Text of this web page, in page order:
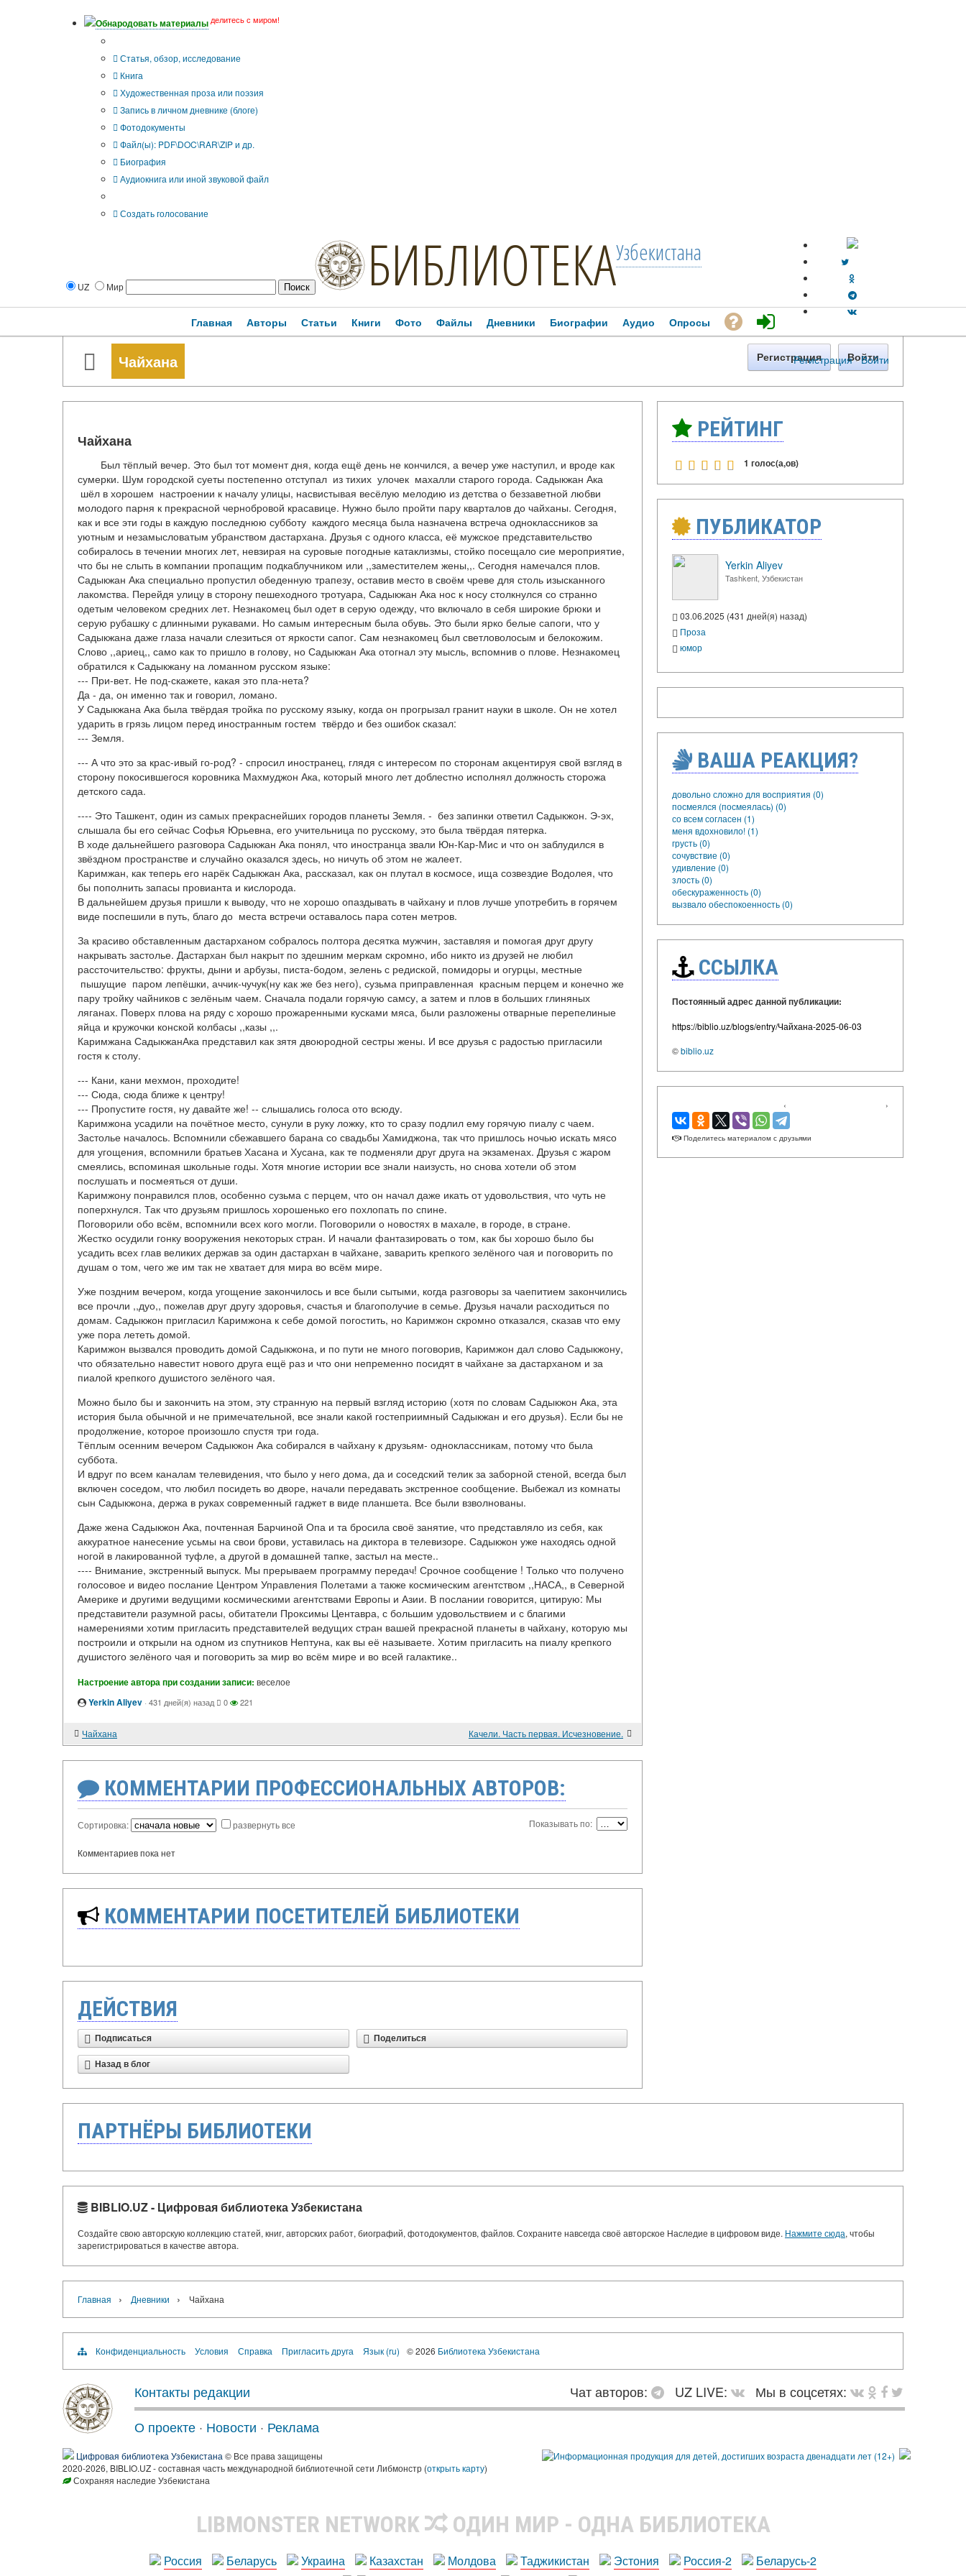
Обнародовать материалы делитесь с миром!
Статья, обзор, исследование
Книга
Художественная проза или поэзия
Запись в личном дневнике (блоге)
Фотодокументы
Файл(ы): PDF\DOC\RAR\ZIP и др.
Биография
Аудиокнига или иной звуковой файл
Создать голосование
UZ Мир БИБЛИОТЕКАУзбекистана
Регистрация · Войти
Главная Авторы Статьи Книги Фото Файлы Дневники Биографии Аудио Опросы
Чайхана Регистрация Войти
Чайхана
Был тёплый вечер. Это был тот момент дня, когда ещё день не кончился, а вечер уже наступил, и вроде как
сумерки. Шум городской суеты постепенно отступал из тихих улочек махалли старого города. Садыкжан Ака
шёл в хорошем настроении к началу улицы, насвистывая весёлую мелодию из детства о беззаветной любви
молодого парня к прекрасной чернобровой красавице. Нужно было пройти пару кварталов до чайханы. Сегодня,
как и все эти годы в каждую последнюю субботу каждого месяца была назначена встреча одноклассников за
уютным и незамысловатым убранством дастархана. Друзья с одного класса, её мужское представительство
собиралось в течении многих лет, невзирая на суровые погодные катаклизмы, стойко посещало сие мероприятие,
что бы не слыть в компании пропащим подкаблучником или ,,заместителем жены,,. Сегодня намечался плов.
Садыкжан Ака специально пропустил обеденную трапезу, оставив место в своём чреве для столь изысканного
лакомства. Перейдя улицу в сторону пешеходного тротуара, Садыкжан Ака нос к носу столкнулся со странно
одетым человеком средних лет. Незнакомец был одет в серую одежду, что включало в себя широкие брюки и
серую рубашку с длинными рукавами. Но самым интересным была обувь. Это были ярко белые сапоги, что у
Садыкжана даже глаза начали слезиться от яркости сапог. Сам незнакомец был светловолосым и белокожим.
Слово ,,ариец,, само как то пришло в голову, но Садыкжан Ака отогнал эту мысль, вспомнив о плове. Незнакомец
обратился к Садыкжану на ломанном русском языке:
--- При-вет. Не под-скажете, какая это пла-нета?
Да - да, он именно так и говорил, ломано.
У Садыкжана Ака была твёрдая тройка по русскому языку, когда он прогрызал гранит науки в школе. Он не хотел
ударить в грязь лицом перед иностранным гостем твёрдо и без ошибок сказал:
--- Земля.
--- А что это за крас-ивый го-род? - спросил иностранец, глядя с интересом по сторонам акцентируя свой взгляд в
сторону покосившегося коровника Махмуджон Ака, который много лет доблестно исполнял должность сторожа
детского сада.
---- Это Ташкент, один из самых прекраснейших городов планеты Земля. - без запинки ответил Садыкжон. Э-эх,
слышала бы его сейчас Софья Юрьевна, его учительница по русскому, это была твёрдая пятерка.
В ходе дальнейшего разговора Садыкжан Ака понял, что иностранца звали Юн-Кар-Мис и что он заблудился в
звёздном пространстве и случайно оказался здесь, но ничуть об этом не жалеет.
Каримжан, как теперь его нарёк Садыкжан Ака, рассказал, как он плутал в космосе, ища созвездие Водолея, что
бы пополнить запасы провианта и кислорода.
В дальнейшем друзья пришли к выводу, что не хорошо опаздывать в чайхану и плов лучше употребить в горячем
виде поспешили в путь, благо до места встречи оставалось пара сотен метров.
За красиво обставленным дастарханом собралось полтора десятка мужчин, заставляя и помогая друг другу
накрывать застолье. Дастархан был накрыт по здешним меркам скромно, ибо никто из друзей не любил
рассточительство: фрукты, дыни и арбузы, писта-бодом, зелень с редиской, помидоры и огурцы, местные
пышущие паром лепёшки, аччик-чучук(ну как же без него), сузьма приправленная красным перцем и конечно же
пару тройку чайников с зелёным чаем. Сначала подали горячую самсу, а затем и плов в больших глиняных
ляганах. Поверх плова на ряду с хорошо прожаренными кусками мяса, были разложены отварные перепелиные
яйца и кружочки конской колбасы ,,казы ,,.
Каримжана СадыкжанАка представил как зятя двоюродной сестры жены. И все друзья с радостью пригласили
гостя к столу.
--- Кани, кани мехмон, проходите!
--- Сюда, сюда ближе к центру!
--- Пропустите гостя, ну давайте же! -- слышались голоса ото всюду.
Каримжона усадили на почётное место, сунули в руку ложку, кто то сразу подлил ему горячую пиалу с чаем.
Застолье началось. Вспомнили сбежавшего барана со свадьбы Хамиджона, так что пришлось ночью искать мясо
для угощения, вспомнили братьев Хасана и Хусана, как те подменяли друг друга на экзаменах. Друзья с жаром
смеялись, вспоминая школьные годы. Хотя многие истории все знали наизусть, но снова хотели об этом
послушать и посмеяться от души.
Каримжону понравился плов, особенно сузьма с перцем, что он начал даже икать от удовольствия, что чуть не
поперхнулся. Так что друзьям пришлось хорошенько его похлопать по спине.
Поговорили обо всём, вспомнили всех кого могли. Поговорили о новостях в махале, в городе, в стране.
Жестко осудили гонку вооружения некоторых стран. И начали фантазировать о том, как бы хорошо было бы
усадить всех глав великих держав за один дастархан в чайхане, заварить крепкого зелёного чая и поговорить по
душам о том, чего же им так не хватает для мира во всём мире.
Уже поздним вечером, когда угощение закончилось и все были сытыми, когда разговоры за чаепитием закончились
все прочли ,,дуо,, пожелав друг другу здоровья, счастья и благополучие в семье. Друзья начали расходиться по
домам. Садыкжон пригласил Каримжона к себе домой погостить, но Каримжон скромно отказался, сказав что ему
уже пора лететь домой.
Каримжон вызвался проводить домой Садыкжона, и по пути не много поговорив, Каримжон дал слово Садыкжону,
что обязательно навестит нового друга ещё раз и что они непременно посидят в чайхане за дастарханом и за
пиалой крепкого душистого зелёного чая.
Можно было бы и закончить на этом, эту странную на первый взгляд историю (хотя по словам Садыкжон Ака, эта
история была обычной и не примечательной, все знали какой гостеприимный Садыкжан и его друзья). Если бы не
продолжение, которое произошло спустя три года.
Тёплым осенним вечером Садыкжон Ака собирался в чайхану к друзьям- одноклассникам, потому что была
суббота.
И вдруг по всем каналам телевидения, что было у него дома, да и соседский телик за заборной стеной, всегда был
включен соседом, что любил посидеть во дворе, начали передавать экстренное сообщение. Выбежал из комнаты
сын Садыкжона, держа в руках современный гаджет в виде планшета. Все были взволнованы.
Даже жена Садыкжон Ака, почтенная Барчиной Опа и та бросила своё занятие, что представляло из себя, как
аккуратное нанесение усьмы на свои брови, уставилась на диктора в телевизоре. Садыкжон уже находясь одной
ногой в лакированной туфле, а другой в домашней тапке, застыл на месте..
---- Внимание, экстренный выпуск. Мы прерываем программу передач! Срочное сообщение ! Только что получено
голосовое и видео послание Центром Управления Полетами а также космическим агентством ,,НАСА,, в Северной
Америке и другими ведущими космическими агентствами Европы и Азии. В послании говорится, цитирую: Мы
представители разумной расы, обитатели Проксимы Центавра, с большим удовольствием и с благими
намерениями хотим пригласить представителей ведущих стран вашей прекрасной планеты в чайхану, которую мы
построили и открыли на одном из спутников Нептуна, как вы её называете. Хотим пригласить на пиалу крепкого
душистого зелёного чая и поговорить за мир во всём мире и во всей галактике..
Настроение автора при создании записи: веселое
Yerkin Aliyev · 431 дней(я) назад 0 221
Чайхана Качели. Часть первая. Исчезновение.
КОММЕНТАРИИ ПРОФЕССИОНАЛЬНЫХ АВТОРОВ:
Сортировка: развернуть все Показывать по:
Комментариев пока нет
КОММЕНТАРИИ ПОСЕТИТЕЛЕЙ БИБЛИОТЕКИ
ДЕЙСТВИЯ
Подписаться Поделиться
Назад в блог
РЕЙТИНГ
1 голос(а,ов)
ПУБЛИКАТОР
Yerkin Aliyev
Tashkent, Узбекистан
03.06.2025 (431 дней(я) назад)
Проза
юмор
ВАША РЕАКЦИЯ?
довольно сложно для восприятия (0)
посмеялся (посмеялась) (0)
со всем согласен (1)
меня вдохновило! (1)
грусть (0)
сочувствие (0)
удивление (0)
злость (0)
обескураженность (0)
вызвало обеспокоенность (0)
ССЫЛКА
Постоянный адрес данной публикации:
https://biblio.uz/blogs/entry/Чайхана-2025-06-03
©biblio.uz
‹ ›
Поделитесь материалом с друзьями
ПАРТНЁРЫ БИБЛИОТЕКИ
BIBLIO.UZ - Цифровая библиотека Узбекистана
Создайте свою авторскую коллекцию статей, книг, авторских работ, биографий, фотодокументов, файлов. Сохраните навсегда своё авторское Наследие в цифровом виде. Нажмите сюда, чтобы
зарегистрироваться в качестве автора.
Главная › Дневники › Чайхана
Конфиденциальность Условия Справка Пригласить друга Язык (ru) © 2026 Библиотека Узбекистана
Контакты редакции Чат авторов: UZ LIVE:
Мы в соцсетях:
О проекте · Новости · Реклама
Цифровая библиотека Узбекистана © Все права защищены
2020-2026, BIBLIO.UZ - составная часть международной библиотечной сети Либмонстр (открыть карту)
Сохраняя наследие Узбекистана
LIBMONSTER NETWORK ОДИН МИР - ОДНА БИБЛИОТЕКА
Россия Беларусь Украина Казахстан Молдова Таджикистан Эстония Россия-2
Беларусь-2